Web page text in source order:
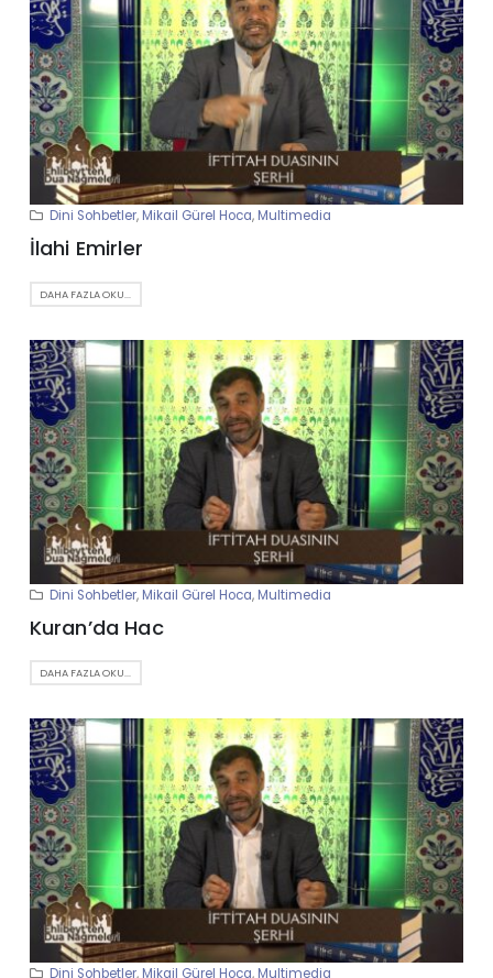
Dini Sohbetler, Mikail Gürel Hoca, Multimedia
İlahi Emirler
DAHA FAZLA OKU...
Dini Sohbetler, Mikail Gürel Hoca, Multimedia
Kuran’da Hac
DAHA FAZLA OKU...
Dini Sohbetler, Mikail Gürel Hoca, Multimedia